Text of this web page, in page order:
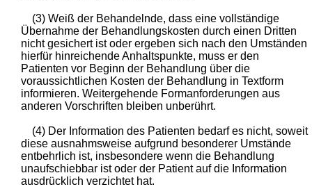
(3) Weiß der Behandelnde, dass eine vollständige
Übernahme der Behandlungskosten durch einen Dritten
nicht gesichert ist oder ergeben sich nach den Umständen
hierfür hinreichende Anhaltspunkte, muss er den
Patienten vor Beginn der Behandlung über die
voraussichtlichen Kosten der Behandlung in Textform
informieren. Weitergehende Formanforderungen aus
anderen Vorschriften bleiben unberührt.
(4) Der Information des Patienten bedarf es nicht, soweit
diese ausnahmsweise aufgrund besonderer Umstände
entbehrlich ist, insbesondere wenn die Behandlung
unaufschiebbar ist oder der Patient auf die Information
ausdrücklich verzichtet hat.